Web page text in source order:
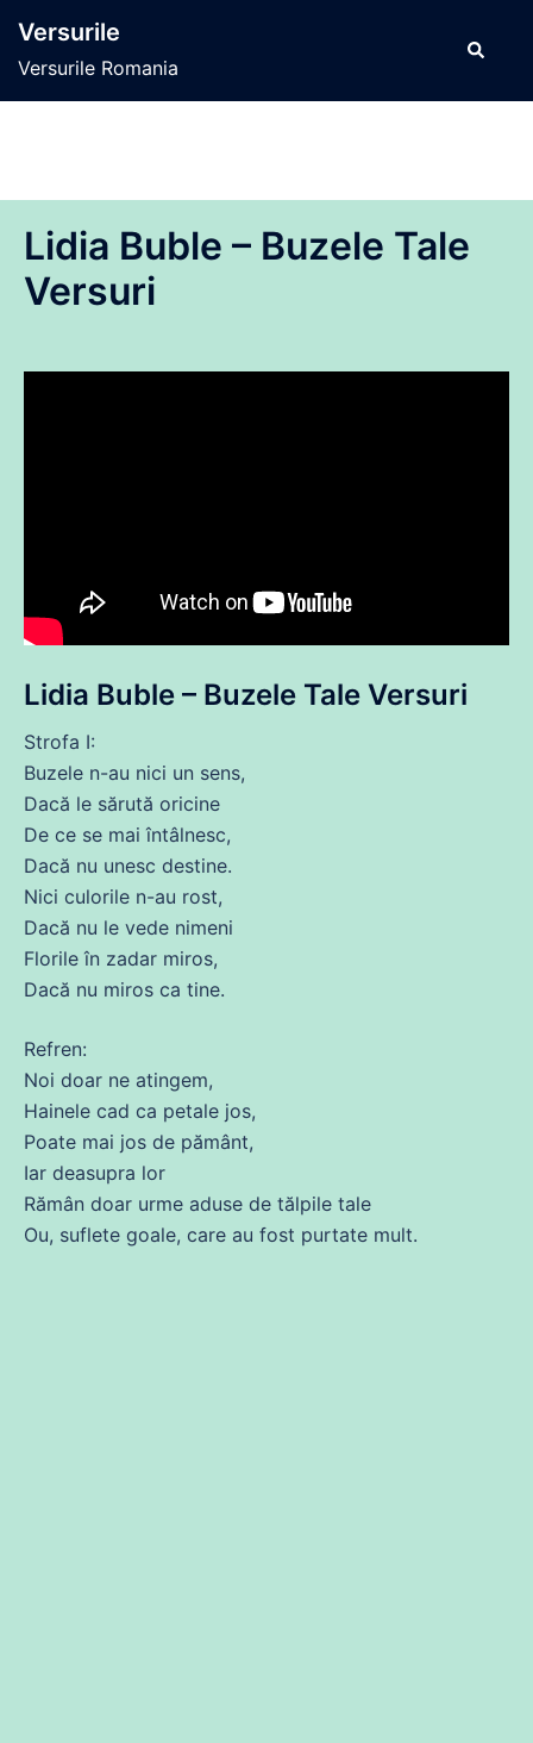
conținut
Versurile
Versurile Romania
Caută
Lidia Buble – Buzele Tale
Versuri
Lidia Buble – Buzele Tale Versuri
Strofa I:
Buzele n-au nici un sens,
Dacă le sărută oricine
De ce se mai întâlnesc,
Dacă nu unesc destine.
Nici culorile n-au rost,
Dacă nu le vede nimeni
Florile în zadar miros,
Dacă nu miros ca tine.
Refren:
Noi doar ne atingem,
Hainele cad ca petale jos,
Poate mai jos de pământ,
Iar deasupra lor
Rămân doar urme aduse de tălpile tale
Ou, suflete goale, care au fost purtate mult.